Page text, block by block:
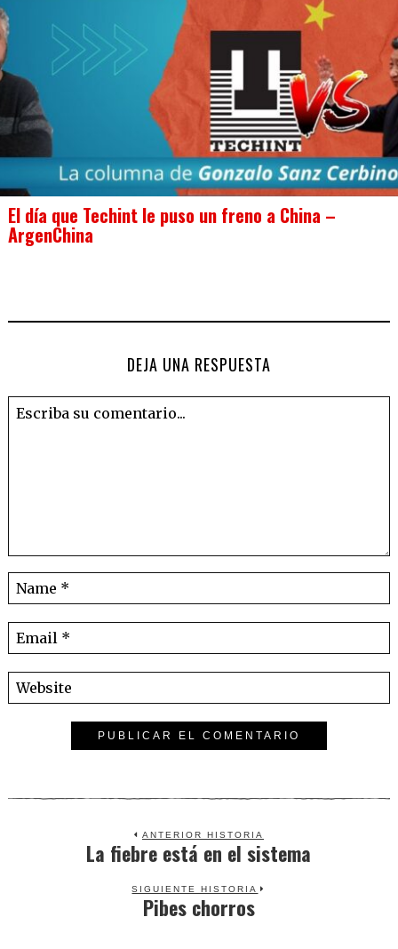
El día que Techint le puso un freno a China –
ArgenChina
DEJA UNA RESPUESTA
ANTERIOR HISTORIA
Previous
La fiebre está en el sistema
SIGUIENTE HISTORIA
Next
Pibes chorros